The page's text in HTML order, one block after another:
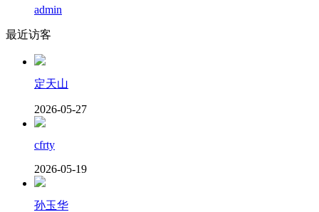
admin
最近访客
定天山
2026-05-27
cfrty
2026-05-19
孙玉华